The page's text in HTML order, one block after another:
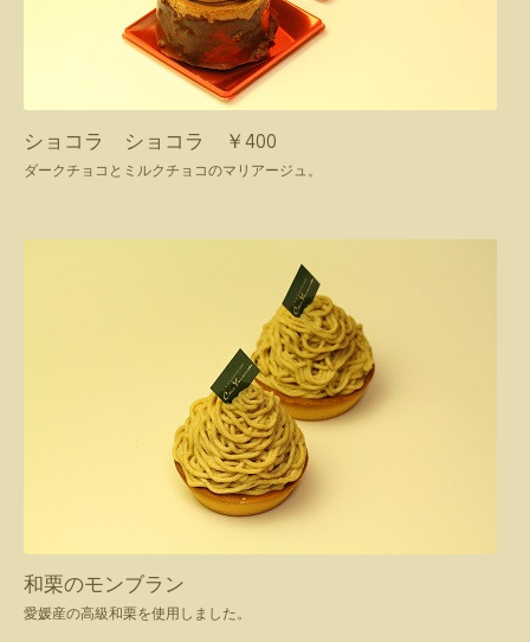
ショコラ ショコラ ￥400
ダークチョコとミルクチョコのマリアージュ。
和栗のモンブラン
愛媛産の高級和栗を使用しました。